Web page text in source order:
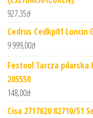
927,35zł
Cedrus Cedkp01 Loncin
9 999,00zł
Festool Tarcza pilarska
205550
148,00zł
Cisa 2717620 82710/51